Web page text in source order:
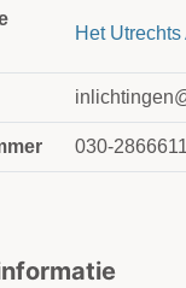
Het
030-2866611